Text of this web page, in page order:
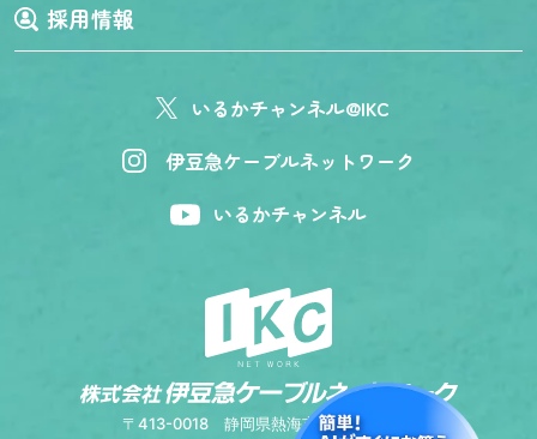
採用情報
いるかチャンネル@IKC
伊豆急ケーブルネットワーク
いるかチャンネル
〒413-0018 静岡県熱海市上宿町9番5号